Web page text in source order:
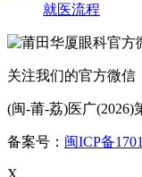
就医流程
关注我们的官方微信
(闽-莆-荔)医广(2026)
备案号： 闽ICP备